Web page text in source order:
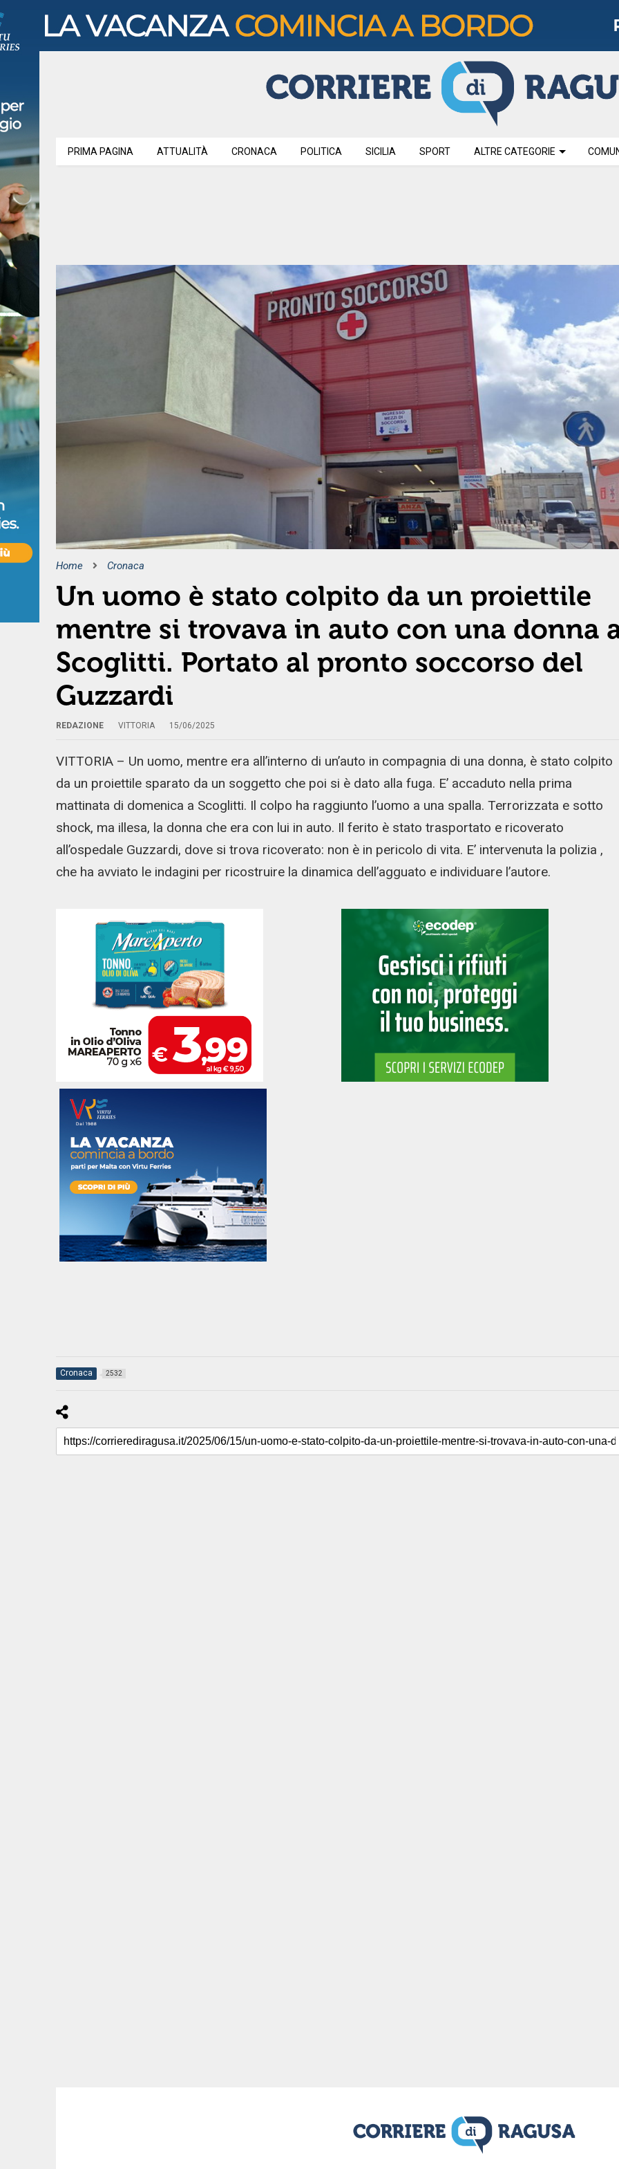
PRIMA PAGINA ATTUALITÀ CRONACA POLITICA SICILIA SPORT ALTRE CATEGORIE
Home Cronaca
Un uomo è stato colpito da un proiettile
mentre si trovava in auto con una donna
Scoglitti. Portato al pronto soccorso del
Guzzardi
REDAZIONE VITTORIA 15/06/2025
VITTORIA – Un uomo, mentre era all’interno di un’auto in compagnia di una donna, è stato colpito
da un proiettile sparato da un soggetto che poi si è dato alla fuga. E’ accaduto nella prima
mattinata di domenica a Scoglitti. Il colpo ha raggiunto l’uomo a una spalla. Terrorizzata e sotto
shock, ma illesa, la donna che era con lui in auto. Il ferito è stato trasportato e ricoverato
all’ospedale Guzzardi, dove si trova ricoverato: non è in pericolo di vita. E’ intervenuta la polizia ,
che ha avviato le indagini per ricostruire la dinamica dell’agguato e individuare l’autore.
Cronaca 2532